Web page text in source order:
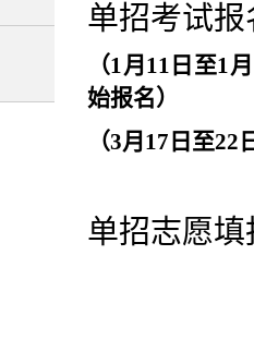
单招考试
（1月11日至1
始报名）
（3月17日至
单招志愿